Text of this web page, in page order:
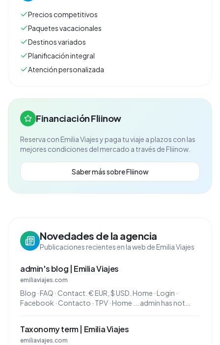
Precios competitivos
Paquetes vacacionales
Destinos variados
Planificación integral
Atención personalizada
Financiación Fliinow
Reserva con Emilia Viajesy paga tu viaje a plazos con las
mejores condiciones del mercado a través de Fliinow.
Saber más sobre Fliinow
Novedades de la agencia
Publicaciones recientes en la web de Emilia Viajes
admin's blog | Emilia Viajes
emiliaviajes.com
Blog · FAQ · Contact. € EUR, $ USD. Home · Login ·
Facebook · Contacto · TPV · Home ... admin has not
Taxonomy term | Emilia Viajes
emiliaviajes.com